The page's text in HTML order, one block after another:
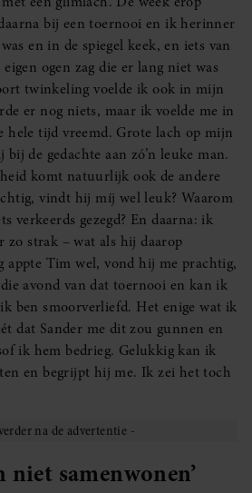
bij een toernooi en ik herinner
en in de spiegel keek, en iets van
ogen zag die er lang niet was
twinkeling voelde ik ook in mijn
er nog niets, maar ik voelde me in
hele tijd vreemd. Grote lach op mijn
de gedachte aan zó’n leuke man.
komt natuurlijk ook de andere
vindt hij míj wel leuk? Waarom
verkeerds gezegd? En daarna: ik
zo strak – wat als hij daarop
appte Tim wel, vond hij me prachtig,
avond van dat toernooi en kan ik
ben smoorverliefd. Het enige wat ik
dat Sander me dit zou gunnen en
ik hem bedrieg. Gelukkig kan ik
en begrijpt hij me. Ik zei het toch
niet samenwonen’